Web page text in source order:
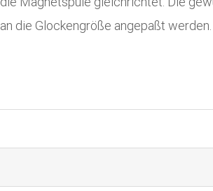
an die Glockengröße angepaßt werden.